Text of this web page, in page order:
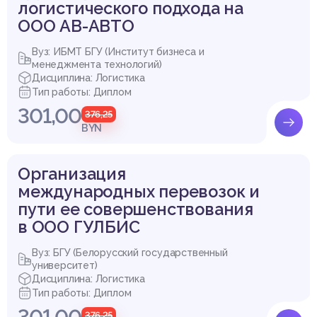
логистического подхода на
ООО АВ-АВТО
Вуз: ИБМТ БГУ (Институт бизнеса и
менеджмента технологий)
Дисциплина: Логистика
Тип работы: Диплом
301,00 376,25
BYN
Организация
международных перевозок и
пути ее совершенствования
в ООО ГУЛБИС
Вуз: БГУ (Белорусский государственный
университет)
Дисциплина: Логистика
Тип работы: Диплом